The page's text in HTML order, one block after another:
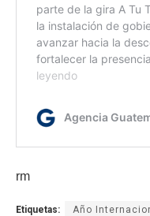
rm
Etiquetas: Año